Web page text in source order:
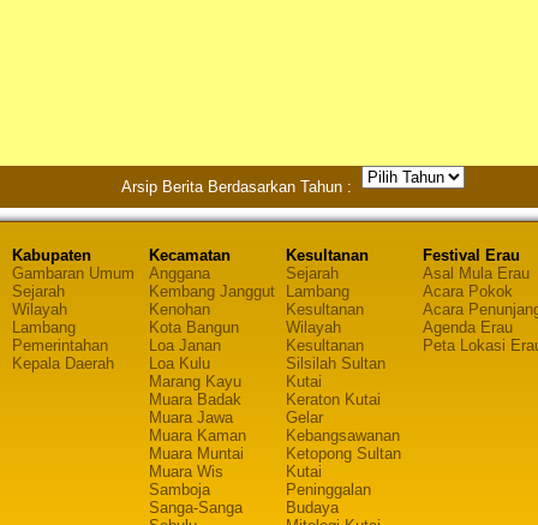
Arsip Berita Berdasarkan Tahun :
Kabupaten
Gambaran Umum
Sejarah
Wilayah
Lambang
Pemerintahan
Kepala Daerah
Kecamatan
Anggana
Kembang Janggut
Kenohan
Kota Bangun
Loa Janan
Loa Kulu
Marang Kayu
Muara Badak
Muara Jawa
Muara Kaman
Muara Muntai
Muara Wis
Samboja
Sanga-Sanga
Kesultanan
Sejarah
Lambang
Kesultanan
Wilayah
Kesultanan
Silsilah Sultan
Kutai
Keraton Kutai
Gelar
Kebangsawanan
Ketopong Sultan
Kutai
Peninggalan
Budaya
Festival Erau
Asal Mula Erau
Acara Pokok
Acara
Agenda Erau
Peta Lokasi